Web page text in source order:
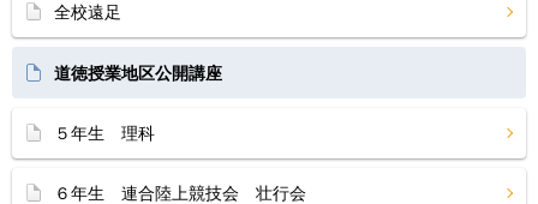
全校遠足
道徳授業地区公開講座
５年生 理科
６年生 連合陸上競技会 壮行会